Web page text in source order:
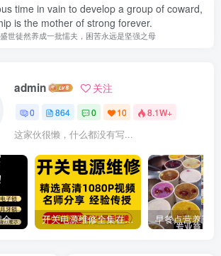
time in vain to develop a group of coward,
is the mother of strong forever.
世徒然养成一批懦夫，困苦永远是坚强之母
admin 关注
0 864 0 10 8.1W+
这家伙很懒，什么都没有写...
锁匠维修视频教程全套从入门到精通技巧培训学习在线自学课程 开关电源维修全集在线视频教程新手零基础课程教程从入门到精通